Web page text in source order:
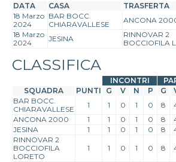
DATA CASA TRASFERTA
18 Marzo
2024
BAR BOCC.
CHIARAVALLESE
ANCONA
18 Marzo
2024
JESINA
RINNOVAR 2
BOCCIOFILA
CLASSIFICA
INCONTRI
SQUADRA
PUNTI G V N P G
BAR BOCC.
CHIARAVALLESE
1 1 0 1 0 8
ANCONA 2000
1 1 0 1 0 8
JESINA
1 1 0 1 0 8
RINNOVAR 2
BOCCIOFILA
LORETO
1 1 0 1 0 8